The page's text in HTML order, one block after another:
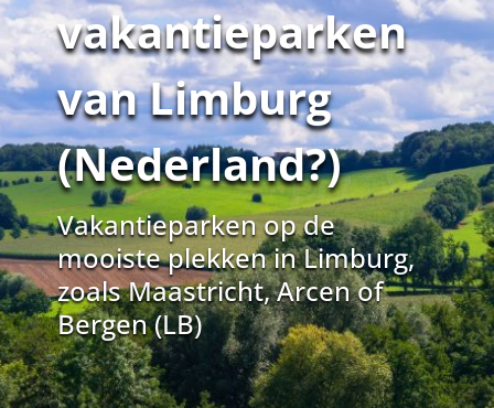
vakantieparken
van Limburg
(Nederland?)
Vakantieparken op de
mooiste plekken in Limburg,
zoals Maastricht, Arcen of
Bergen (LB)